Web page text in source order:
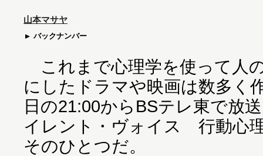
山本マサヤ
バックナンバー
これまで心理学を使って人
にしたドラマや映画は数多く
日の21:00からBSテレ東で放
イレント・ヴォイス 行動心
そのひとつだ。